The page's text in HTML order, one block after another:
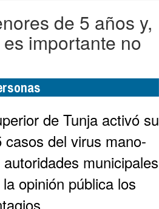
de 5 años y,
importante no
de Tunja activó su
del virus mano-
municipales
opinión pública los